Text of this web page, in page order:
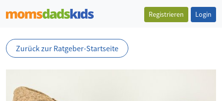
Registrieren Login
Zurück zur Ratgeber-Startseite